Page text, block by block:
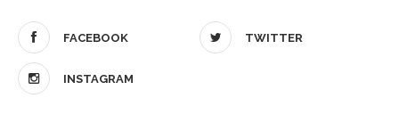
FACEBOOK TWITTER
INSTAGRAM